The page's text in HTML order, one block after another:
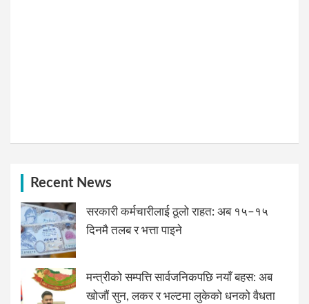
Recent News
सरकारी कर्मचारीलाई ठूलो राहत: अब १५–१५
दिनमै तलब र भत्ता पाइने
मन्त्रीको सम्पत्ति सार्वजनिकपछि नयाँ बहस: अब
खोजौं सुन, लकर र भल्टमा लुकेको धनको वैधता